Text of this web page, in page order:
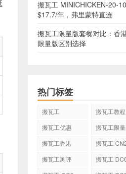
搬瓦工 MINICHICKEN-20-
$17.7/年，弗里蒙特直连
搬瓦工限量版套餐对比：香
限量版区别选择
热门标签
搬瓦工 搬瓦工教程
搬瓦工优惠 搬瓦工限
搬瓦工香港
搬瓦工
搬瓦工测评
搬瓦工